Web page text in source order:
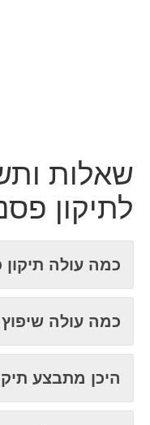
שאלות
לתיקון
כמה עולה
כמה עולה
היכן מתבצע